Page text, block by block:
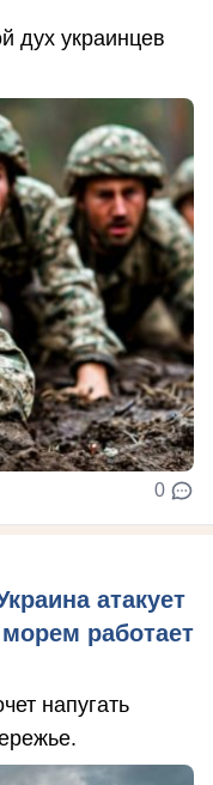
дух украинцев
0
атакует
работает
напугать